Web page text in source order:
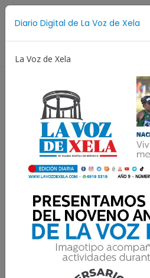
Diario Digital de La Voz de Xela
La Voz de Xela
Resultados para:Futbol